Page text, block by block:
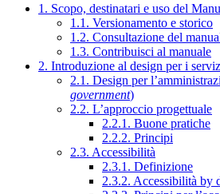
1. Scopo, destinatari e uso del
1.1. Versionamento e storico
1.2. Consultazione del
1.3. Contribuisci al manuale
2. Introduzione al design per i
2.1. Design per
government)
2.2. L’approccio progettuale
2.2.1. Buone pratiche
2.2.2. Principi
2.3. Accessibilità
2.3.1. Definizione
2.3.2. Accessibilità by